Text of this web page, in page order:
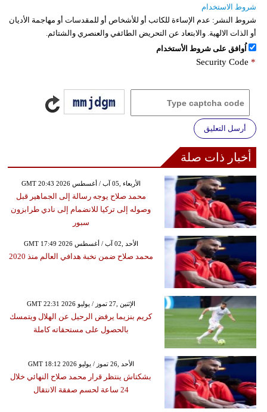
شروط الاستخدام
شروط النشر: عدم الإساءة للكاتب أو للأشخاص أو للمقدسات أو مهاجمة الأديان
أو الذات الالهية. والابتعاد عن التحريض الطائفي والعنصري والشتائم.
اُوافق على شروط الأستخدام
Security Code *
أرسل التعليق
أخبار ذات صلة
GMT 20:43 2026 الأربعاء ,05 آب / أغسطس
محمد صلاح يوجه رسالة إلى الجماهير قبل
وصوله إلى تركيا للانضمام إلى نادي طرابزون
سبور
GMT 17:49 2026 الأحد ,02 آب / أغسطس
محمد صلاح ضمن نخبة هدافي العالم منذ 2020
GMT 22:31 2026 الإثنين ,27 تموز / يوليو
كريم بنزيما يرفض الرحيل عن الهلال ويتمسك
بالحصول على مستحقاته كاملة
GMT 18:12 2026 الأحد ,26 تموز / يوليو
بشكتاش ينتظر قرار محمد صلاح النهائي خلال
24 ساعة لحسم صفقة الانتقال